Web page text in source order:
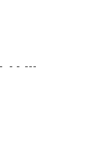
- - - ---